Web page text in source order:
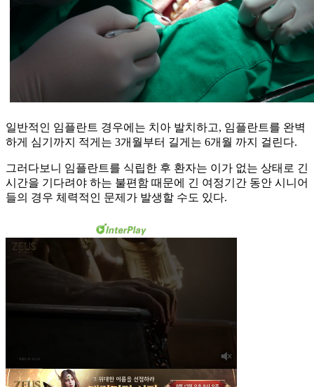
일반적인 임플란트 경우에는 치아 발치하고, 임플란트를 완벽
하게 심기까지 적게는 3개월부터 길게는 6개월 까지 걸린다.
그러다보니 임플란트를 식립한 후 환자는 이가 없는 상태로 긴
시간을 기다려야 하는 불편함 때문에 긴 여정기간 동안 시니어
들의 경우 체력적인 문제가 발생할 수도 있다.